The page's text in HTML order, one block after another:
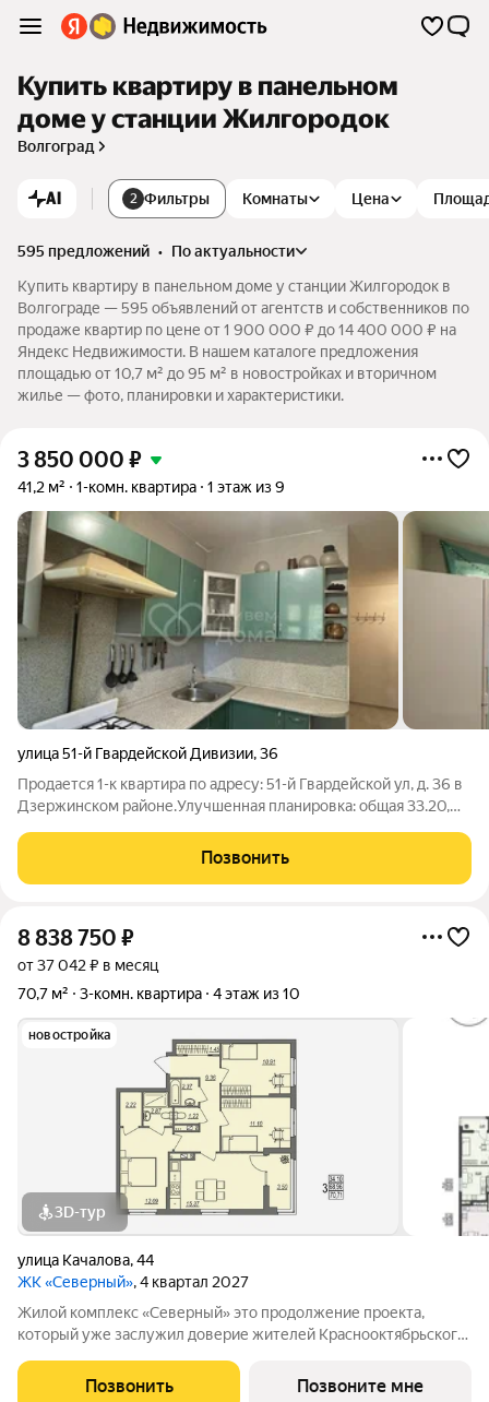
Купить квартиру в панельном
доме у станции Жилгородок
Волгоград
AI 2 Фильтры Комнаты Цена
595 предложений •
по актуальности
Купить квартиру в панельном доме у станции Жилгородок в
Волгограде — 595 объявлений от агентств и собственников по
продаже квартир по цене от 1 900 000 ₽ до 14 400 000 ₽ на
Яндекс Недвижимости. В нашем каталоге предложения
площадью от 10,7 м² до 95 м² в новостройках и вторичном
жилье — фото, планировки и характеристики.
3 850 000 ₽
41,2 м² 1-комн. квартира 1 этаж из 9
улица 51-й Гвардейской Дивизии,36
Продается 1-к квартира по адресу: 51-й Гвардейской ул, д. 36 в
Дзержинском районе.Улучшенная планировка: общая 33.20,
ламинат. Раздельный санузел. Есть застекленная пластиком
лоджия.При
Позвонить
8 838 750 ₽
от 37 042 ₽ в месяц
70,7 м²
3-комн. квартира 4 этаж из 10
новостройка
3D-тур
улица Качалова,44
ЖК «Северный», 4 квартал 2027
Жилой комплекс «Северный» это продолжение проекта,
который уже заслужил доверие жителей Краснооктябрьского
благоустроенную территорию и комфортную среду для
Позвонить Позвоните мне